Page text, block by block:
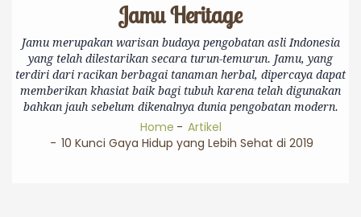
Jamu Heritage
Jamu merupakan warisan budaya pengobatan asli Indonesia
yang telah dilestarikan secara turun-temurun. Jamu, yang
terdiri dari racikan berbagai tanaman herbal, dipercaya dapat
memberikan khasiat baik bagi tubuh karena telah digunakan
bahkan jauh sebelum dikenalnya dunia pengobatan modern.
Home
Artikel
10 Kunci Gaya Hidup yang Lebih Sehat di 2019